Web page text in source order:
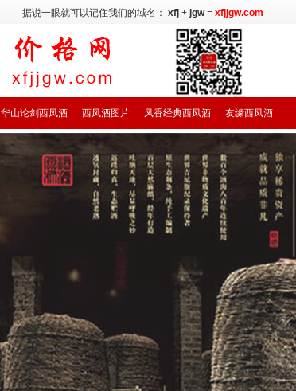
据说一眼就可以记住我们的域名： xfj + jgw= xfjjgw.com
华山论剑西凤酒 西凤酒图片 凤香经典西凤酒 友缘西凤酒